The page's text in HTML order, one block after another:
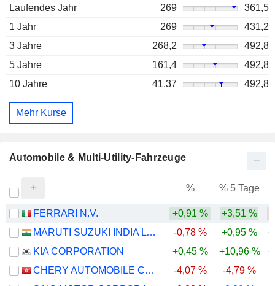
Laufendes Jahr
269
361,5
1 Jahr
269
431,2
3 Jahre
268,2
492,8
5 Jahre
161,4
492,8
10 Jahre
41,37 492,8
Mehr Kurse
Automobile & Multi-Utility-Fahrzeuge
% % 5 Tage
FERRARI N.V. +0,91 % +3,51 %
MARUTI SUZUKI INDIA LTD
-0,78 % +0,95 %
KIA CORPORATION
+0,45 % +10,96 %
CHERY AUTOMOBILE CO., LTD.
-4,07 %
-4,79 %